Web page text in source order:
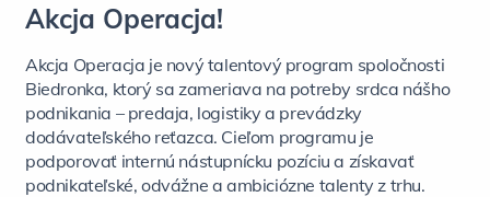
Akcja Operacja!
Akcja Operacja je nový talentový program spoločnosti
Biedronka, ktorý sa zameriava na potreby srdca nášho
podnikania – predaja, logistiky a prevádzky
dodávateľského reťazca. Cieľom programu je
podporovať internú nástupnícku pozíciu a získavať
podnikateľské, odvážne a ambiciózne talenty z trhu.